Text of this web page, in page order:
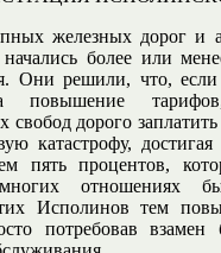
железных дорог и
более или
Они решили, что,
повышение
свобод дорого заплатить
катастрофу,
пять процентов,
отношениях
Исполинов тем
потребовав взамен